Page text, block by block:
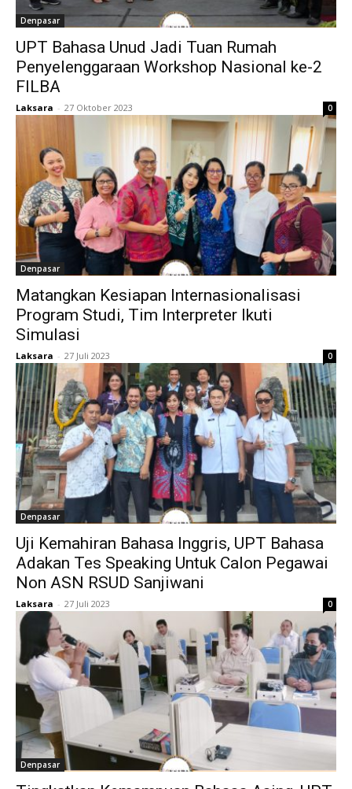
Denpasar
UPT Bahasa Unud Jadi Tuan Rumah
Penyelenggaraan Workshop Nasional ke-2
FILBA
Laksara - 27 Oktober 2023 0
Denpasar
Matangkan Kesiapan Internasionalisasi
Program Studi, Tim Interpreter Ikuti
Simulasi
Laksara - 27 Juli 2023 0
Denpasar
Uji Kemahiran Bahasa Inggris, UPT Bahasa
Adakan Tes Speaking Untuk Calon Pegawai
Non ASN RSUD Sanjiwani
Laksara - 27 Juli 2023 0
Denpasar